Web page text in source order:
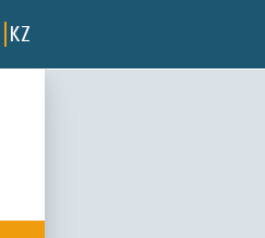
KZ